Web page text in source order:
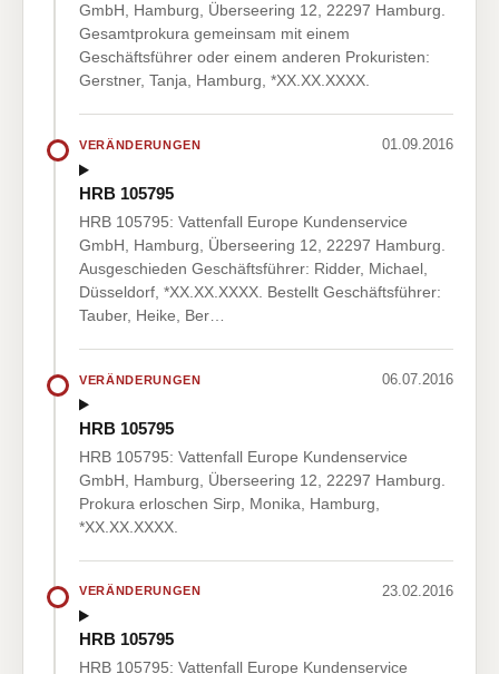
GmbH, Hamburg, Überseering 12, 22297 Hamburg.
Gesamtprokura gemeinsam mit einem
Geschäftsführer oder einem anderen Prokuristen:
Gerstner, Tanja, Hamburg, *XX.XX.XXXX.
VERÄNDERUNGEN 01.09.2016
HRB 105795
HRB 105795: Vattenfall Europe Kundenservice
GmbH, Hamburg, Überseering 12, 22297 Hamburg.
Ausgeschieden Geschäftsführer: Ridder, Michael,
Düsseldorf, *XX.XX.XXXX. Bestellt Geschäftsführer:
Tauber, Heike, Ber…
VERÄNDERUNGEN 06.07.2016
HRB 105795
HRB 105795: Vattenfall Europe Kundenservice
GmbH, Hamburg, Überseering 12, 22297 Hamburg.
Prokura erloschen Sirp, Monika, Hamburg,
*XX.XX.XXXX.
VERÄNDERUNGEN 23.02.2016
HRB 105795
HRB 105795: Vattenfall Europe Kundenservice